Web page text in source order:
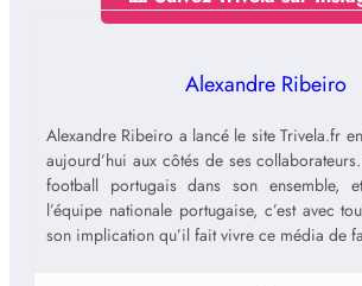
Alexandre Ribeiro
Alexandre Ribeiro a lancé le site Trivela.fr
aujourd’hui aux côtés de ses
football portugais dans son ensemble,
l’équipe nationale portugaise, c’est avec
son implication qu’il fait vivre ce média de